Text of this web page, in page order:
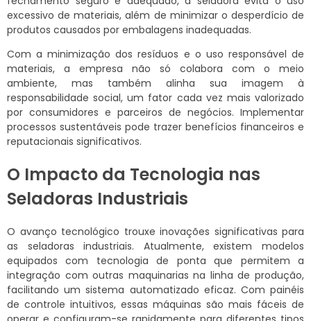
excessivo de materiais, além de minimizar o desperdício de
produtos causados por embalagens inadequadas.
Com a minimização dos resíduos e o uso responsável de
materiais, a empresa não só colabora com o meio
ambiente, mas também alinha sua imagem à
responsabilidade social, um fator cada vez mais valorizado
por consumidores e parceiros de negócios. Implementar
processos sustentáveis pode trazer benefícios financeiros e
reputacionais significativos.
O Impacto da Tecnologia nas
Seladoras Industriais
O avanço tecnológico trouxe inovações significativas para
as seladoras industriais. Atualmente, existem modelos
equipados com tecnologia de ponta que permitem a
integração com outras maquinarias na linha de produção,
facilitando um sistema automatizado eficaz. Com painéis
de controle intuitivos, essas máquinas são mais fáceis de